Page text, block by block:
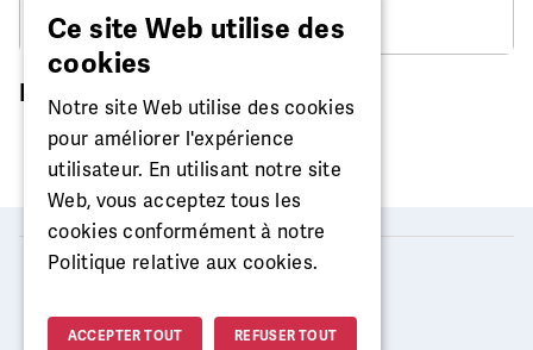
Réparation de montre
Ce site Web utilise des
cookies
Notre site Web utilise des cookies
pour améliorer l'expérience
utilisateur. En utilisant notre site
Web, vous acceptez tous les
cookies conformément à notre
Politique relative aux cookies.
ACCEPTER TOUT REFUSER TOUT